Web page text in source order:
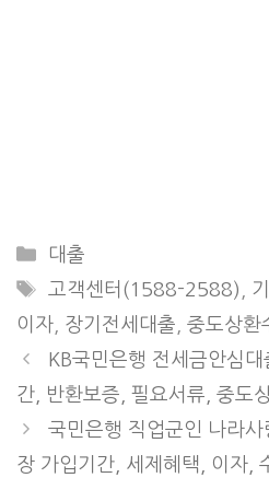
Categories
대출
Tags
고객센터(1588-2588)
이자
장기전세대출 중도상환
KB국민은행 전세금안심
간, 반환보증, 필요서류, 중도
국민은행 직업군인 나라
장 가입기간, 세제혜택, 이자,